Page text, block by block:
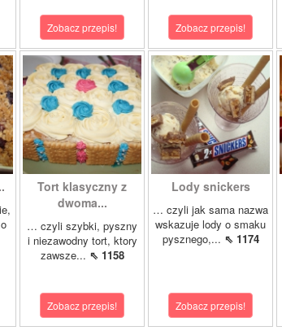
Zobacz przepis! Zobacz przepis!
Tort klasyczny z
dwoma...
… czyli szybki, pyszny
i niezawodny tort, ktory
zawsze... ⇖ 1158
Zobacz przepis!
Lody snickers
… czyli jak sama nazwa
wskazuje lody o smaku
pysznego,... ⇖ 1174
Zobacz przepis!